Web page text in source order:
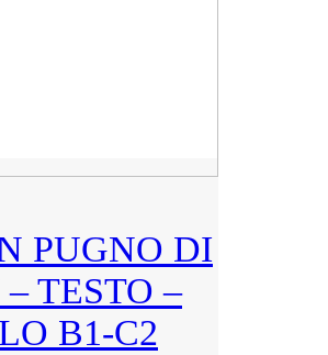
PUGNO DI
TESTO –
B1-C2